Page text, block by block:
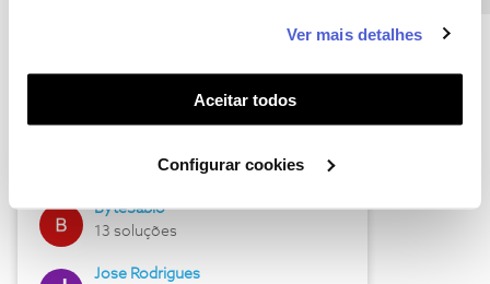
funcionalidades (cookies de personalização e
funcionalidade) e adaptar anúncios aos seus interesses
(cookies de publicidade personalizada). Pode gerir a
utilização dos cookies clicando em "Configurar
Ver mais detalhes
Aceitar todos
Configurar cookies
Hall of Fame de julho
17 soluções
ByteSábio
13 soluções
Jose Rodrigues